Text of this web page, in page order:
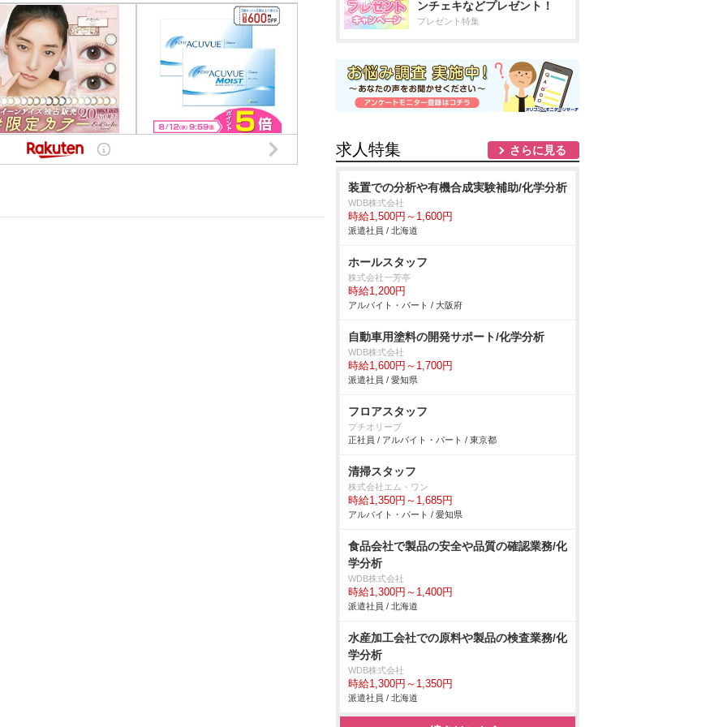
ンチェキなどプレゼント！
プレゼント特集
求人特集 さらに見る
装置での分析や有機合成実験補助/化学分析
WDB株式会社
時給1,500円～1,600円
派遣社員 / 北海道
ホールスタッフ
株式会社一芳亭
時給1,200円
アルバイト・パート / 大阪府
自動車用塗料の開発サポート/化学分析
WDB株式会社
時給1,600円～1,700円
派遣社員 / 愛知県
フロアスタッフ
プチオリーブ
正社員 / アルバイト・パート / 東京都
清掃スタッフ
株式会社エム・ワン
時給1,350円～1,685円
アルバイト・パート / 愛知県
食品会社で製品の安全や品質の確認業務/化
学分析
WDB株式会社
時給1,300円～1,400円
派遣社員 / 北海道
水産加工会社での原料や製品の検査業務/化
学分析
WDB株式会社
時給1,300円～1,350円
派遣社員 / 北海道